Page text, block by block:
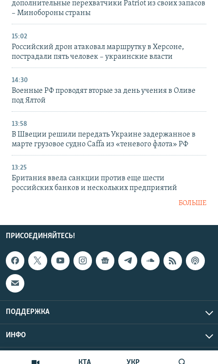
дополнительные перехватчики Patriot из своих запасов
– Минобороны страны
15:02
Российский дрон атаковал маршрутку в Херсоне,
пострадали пять человек – украинские власти
14:30
Военные РФ проводят вторые за день учения в Оливе
под Ялтой
13:58
В Швеции решили передать Украине задержанное в
марте грузовое судно Caffa из «теневого флота» РФ
13:25
Британия ввела санкции против еще шести
российских банков и нескольких предприятий
БОЛЬШЕ
ПРИСОЕДИНЯЙТЕСЬ!
ПОДДЕРЖКА
ИНФО
Copyright Крым.Реалии, 2026 | Все права защищены.
UTC+3